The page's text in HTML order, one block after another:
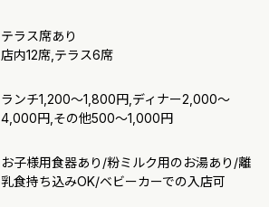
テラス席あり
店内12席,テラス6席
ランチ1,200～1,800円,ディナー2,000～
4,000円,その他500～1,000円
お子様用食器あり/粉ミルク用のお湯あり/離
乳食持ち込みOK/ベビーカーでの入店可